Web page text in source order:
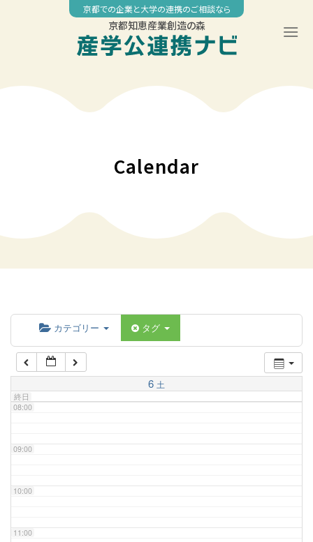
京都での企業と大学の連携のご相談なら
京都知恵産業創造の森
Calendar
カテゴリー タグ
6 土
終日
04:00
07:00
08:00
09:00
10:00
11:00